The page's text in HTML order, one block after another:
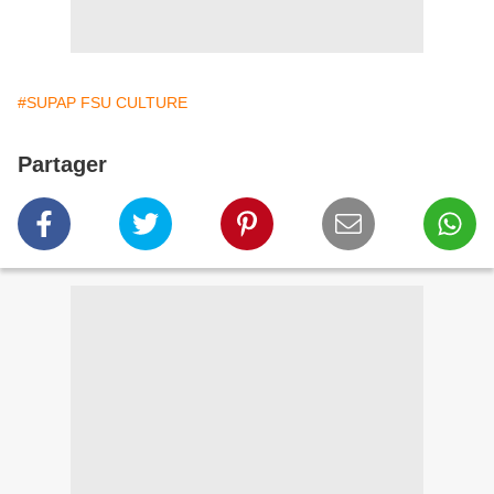
#SUPAP FSU CULTURE
Partager